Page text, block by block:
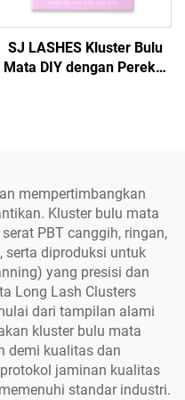
SJ LASHES Kluster Bulu
Mata DIY dengan Perekat
mempertimbangkan
Kluster bulu mata
PBT canggih, ringan,
serta diproduksi untuk
yang presisi dan
Long Lash Clusters
dari tampilan alami
kluster bulu mata
demi kualitas dan
jaminan kualitas
standar industri.